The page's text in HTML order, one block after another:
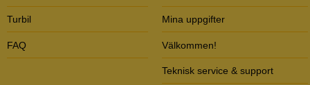
Turbil
FAQ
Mina uppgifter
Välkommen!
Teknisk service & support